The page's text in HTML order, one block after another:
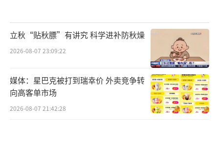
立秋“贴秋膘”有讲究 科学进补防秋燥
2026-08-07 23:09:22
媒体：星巴克被打到瑞幸价 外卖竞争转
向高客单市场
2026-08-07 21:42:28